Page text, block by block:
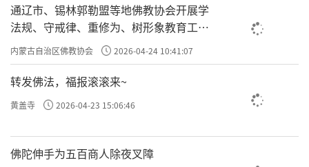
通辽市、锡林郭勒盟等地佛教协会开展学
法规、守戒律、重修为、树形象教育工作
专题学习会
内蒙古自治区佛教协会 2026-04-24 10:41:07
转发佛法，福报滚滚来~
黄盖寺 2026-04-23 15:06:46
佛陀伸手为五百商人除夜叉障